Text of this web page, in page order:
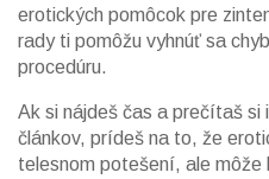
erotických pomôcok pre
rady ti pomôžu vyhnúť sa
procedúru.
Ak si nájdeš čas a prečítaš si
článkov, prídeš na to, že
telesnom potešení, ale môže